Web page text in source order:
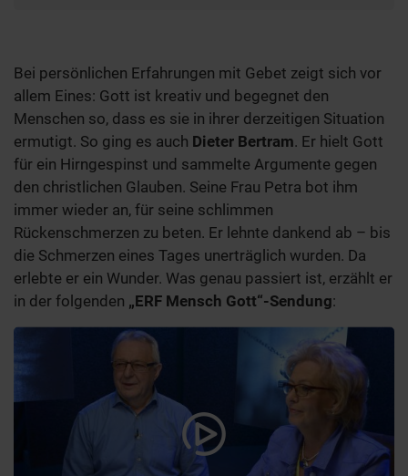
Bei persönlichen Erfahrungen mit Gebet zeigt sich vor
allem Eines: Gott ist kreativ und begegnet den
Menschen so, dass es sie in ihrer derzeitigen Situation
ermutigt. So ging es auch Dieter Bertram. Er hielt Gott
für ein Hirngespinst und sammelte Argumente gegen
den christlichen Glauben. Seine Frau Petra bot ihm
immer wieder an, für seine schlimmen
Rückenschmerzen zu beten. Er lehnte dankend ab – bis
die Schmerzen eines Tages unerträglich wurden. Da
erlebte er ein Wunder. Was genau passiert ist, erzählt er
in der folgenden „ERF Mensch Gott“-Sendung: